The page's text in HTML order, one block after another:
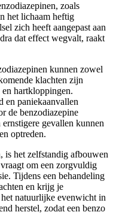
zoals
het lichaam heftig
zich heeft aangepast aan
dat effect wegvalt, raakt
kunnen zowel
klachten zijn
hartkloppingen.
en paniekaanvallen
de benzodiazepine
gevallen kunnen
optreden.
is het zelfstandig afbouwen
om een zorgvuldig
Tijdens een behandeling
en krijg je
natuurlijke evenwicht in
herstel, zodat een benzo